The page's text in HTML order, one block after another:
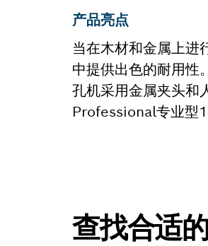
产品亮点
当在木材和金属上进
中提供出色的耐用性
孔机采用金属夹头和
Professional专业型
查找合适